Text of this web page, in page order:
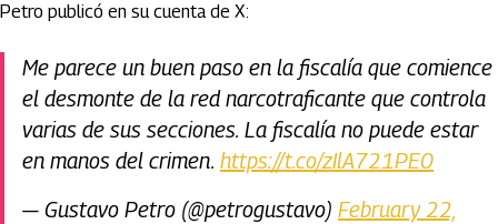
Petro publicó en su cuenta de X:
Me parece un buen paso en la fiscalía que comience
el desmonte de la red narcotraficante que controla
varias de sus secciones. La fiscalía no puede estar
en manos del crimen. https://t.co/zIlA721PE0
— Gustavo Petro (@petrogustavo) February 22,